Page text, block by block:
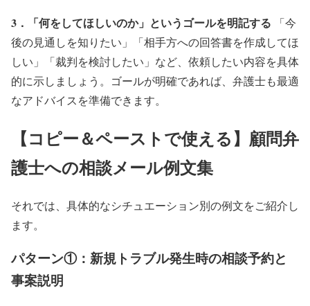
3．「何をしてほしいのか」というゴールを明記する 「今
後の見通しを知りたい」「相手方への回答書を作成してほ
しい」「裁判を検討したい」など、依頼したい内容を具体
的に示しましょう。ゴールが明確であれば、弁護士も最適
なアドバイスを準備できます。
【コピー＆ペーストで使える】顧問弁
護士への相談メール例文集
それでは、具体的なシチュエーション別の例文をご紹介し
ます。
パターン①：新規トラブル発生時の相談予約と
事案説明